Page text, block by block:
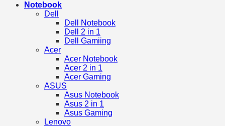
Notebook
Dell
Dell Notebook
Dell 2 in 1
Dell Gamiing
Acer
Acer Notebook
Acer 2 in 1
Acer Gaming
ASUS
Asus Notebook
Asus 2 in 1
Asus Gaming
Lenovo